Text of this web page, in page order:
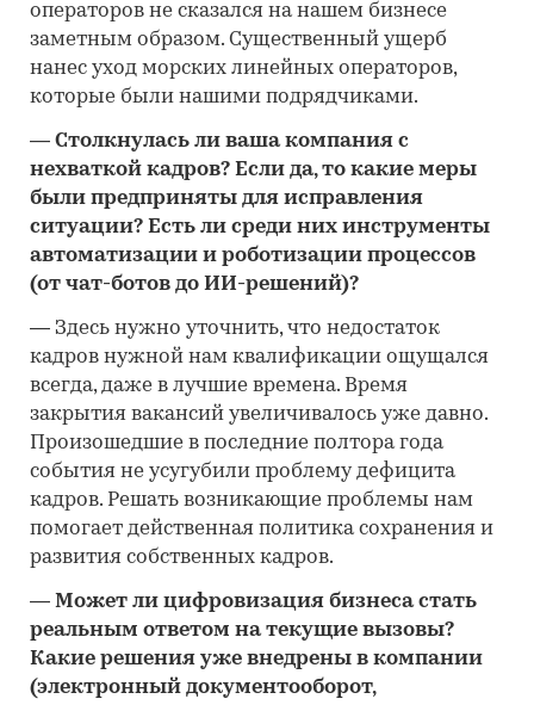
операторов не сказался на нашем бизнесе
заметным образом. Существенный ущерб
нанес уход морских линейных операторов,
которые были нашими подрядчиками.
— Столкнулась ли ваша компания с
нехваткой кадров? Если да, то какие меры
были предприняты для исправления
ситуации? Есть ли среди них инструменты
автоматизации и роботизации процессов
(от чат-ботов до ИИ-решений)?
— Здесь нужно уточнить, что недостаток
кадров нужной нам квалификации ощущался
всегда, даже в лучшие времена. Время
закрытия вакансий увеличивалось уже давно.
Произошедшие в последние полтора года
события не усугубили проблему дефицита
кадров. Решать возникающие проблемы нам
помогает действенная политика сохранения и
развития собственных кадров.
— Может ли цифровизация бизнеса стать
реальным ответом на текущие вызовы?
Какие решения уже внедрены в компании
(электронный документооборот,